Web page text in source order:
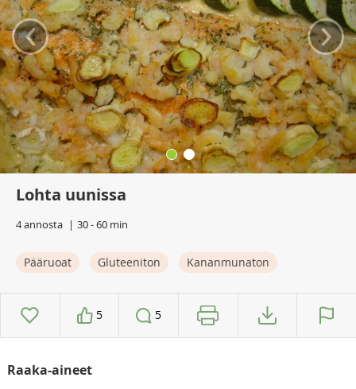
‹ ›
Lohta uunissa
4 annosta 30 - 60 min
Pääruoat Gluteeniton Kananmunaton
5 5
Raaka-aineet